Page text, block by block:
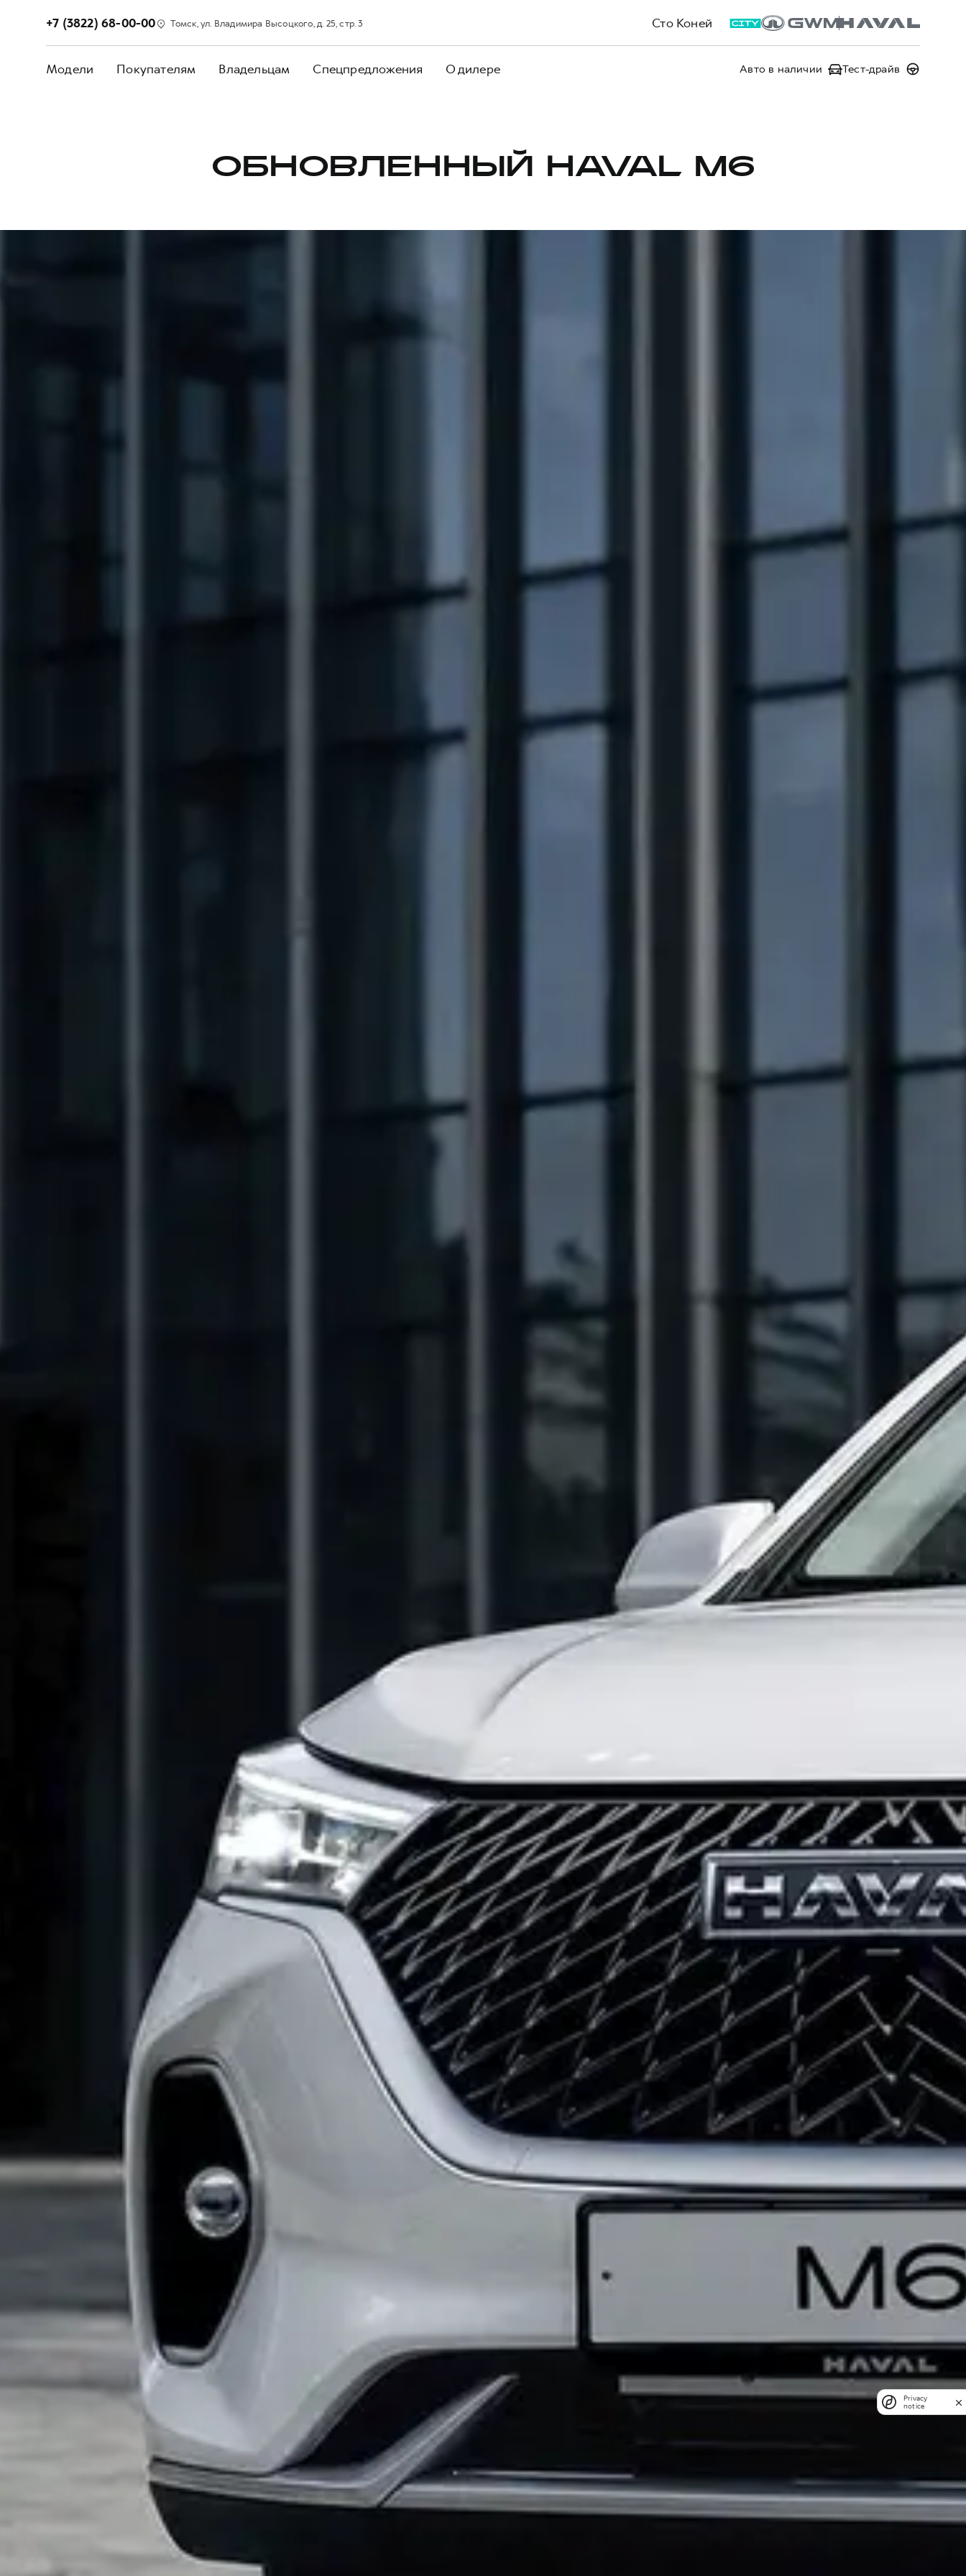
Сто Коней
+7 (3822) 68-00-00 Томск, ул. Владимира Высоцкого, д. 25, стр. 3
Модели Покупателям Владельцам Спецпредложения О дилере Авто в наличии Тест-драйв
ОБНОВЛЕННЫЙ HAVAL M6
Privacy
notice